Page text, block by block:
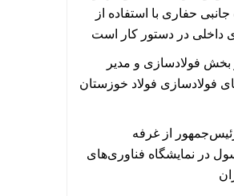
حفاری با استفاده از
داخلی در دستور کار است
بخش فولادسازی و‌ مدیر
فولادسازی فولاد خوزستان
رئیس‌جمهور از غرفه
در نمایشگاه فناوری‌های